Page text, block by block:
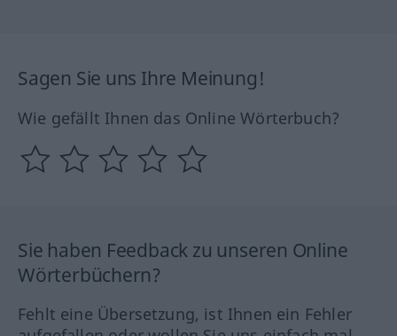
Sagen Sie uns Ihre Meinung!
Wie gefällt Ihnen das Online Wörterbuch?
Sie haben Feedback zu unseren Online
Wörterbüchern?
Fehlt eine Übersetzung, ist Ihnen ein Fehler